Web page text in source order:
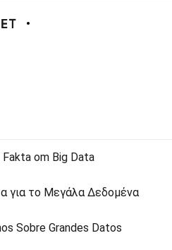
om Big Data
για το Μεγάλα Δεδομένα
Sobre Grandes Datos